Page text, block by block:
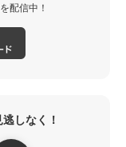
配信中！
しなく！